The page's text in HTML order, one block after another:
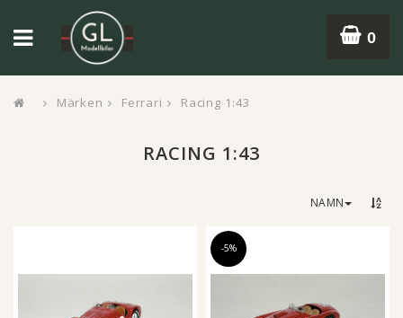
0
Märken Ferrari Racing 1:43
RACING 1:43
NAMN
-5%